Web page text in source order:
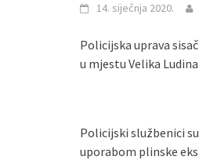
14. siječnja 2020.
Policijska uprava
u mjestu Velika
Policijski službenici
uporabom plinske